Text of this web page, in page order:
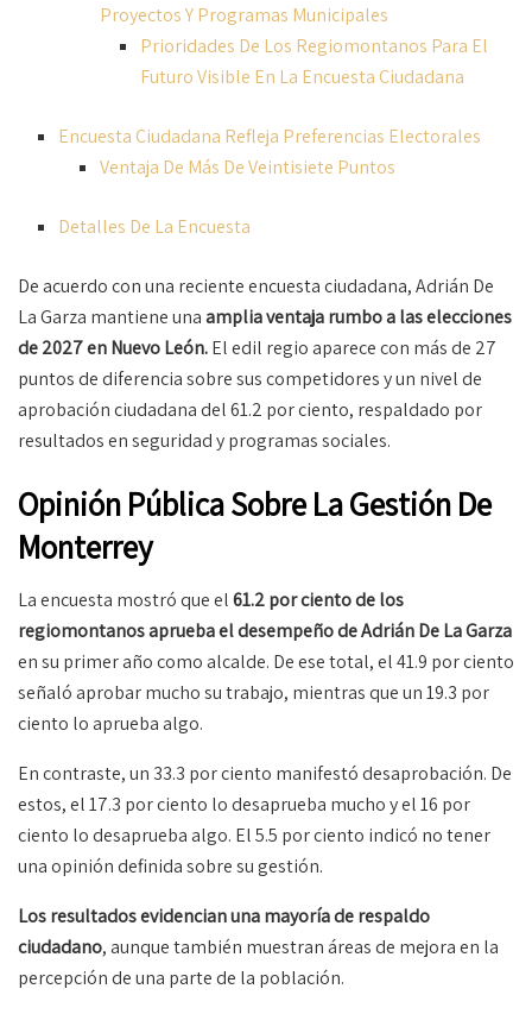
Proyectos Y Programas Municipales
Prioridades De Los Regiomontanos Para El
Futuro Visible En La Encuesta Ciudadana
Encuesta Ciudadana Refleja Preferencias Electorales
Ventaja De Más De Veintisiete Puntos
Detalles De La Encuesta
De acuerdo con una reciente encuesta ciudadana, Adrián De
La Garza mantiene unaamplia ventaja rumbo a las elecciones
de 2027 en Nuevo León.El edil regio aparece con más de 27
puntos de diferencia sobre sus competidores y un nivel de
aprobación ciudadana del 61.2 por ciento, respaldado por
resultados en seguridad y programas sociales.
Opinión Pública Sobre La Gestión De
Monterrey
La encuesta mostró que el61.2 por ciento de los
regiomontanos aprueba el desempeño de Adrián De La Garza
en su primer año como alcalde. De ese total, el 41.9 por ciento
señaló aprobar mucho su trabajo, mientras que un 19.3 por
ciento lo aprueba algo.
En contraste, un 33.3 por ciento manifestó desaprobación. De
estos, el 17.3 por ciento lo desaprueba mucho y el 16 por
ciento lo desaprueba algo. El 5.5 por ciento indicó no tener
una opinión definida sobre su gestión.
Los resultados evidencian una mayoría de respaldo
ciudadano, aunque también muestran áreas de mejora en la
percepción de una parte de la población.